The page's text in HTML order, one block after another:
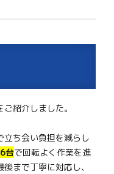
紹介しました。
立ち会い負担を減らし
台で回転よく作業を進
まで丁寧に対応し、